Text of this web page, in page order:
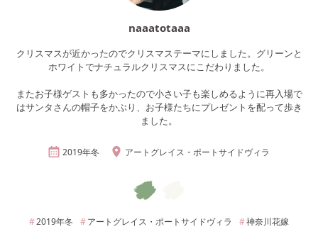
naaatotaaa
クリスマスが近かったのでクリスマステーマにしました。グリーンと
ホワイトでナチュラルクリスマスにこだわりました。
またお子様ゲストも多かったので小さい子も楽しめるように再入場で
はサンタさんの帽子をかぶり、お子様たちにプレゼントを配って歩き
ました。
2019年冬 アートグレイス・ポートサイドヴィラ
2019年冬 アートグレイス・ポートサイドヴィラ 神奈川花嫁